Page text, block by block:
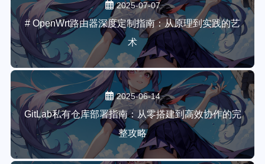
2025-07-07
# OpenWrt路由器深度定制指南：从原理到实践的艺
术
2025-06-14
GitLab私有仓库部署指南：从零搭建到高效协作的完
整攻略